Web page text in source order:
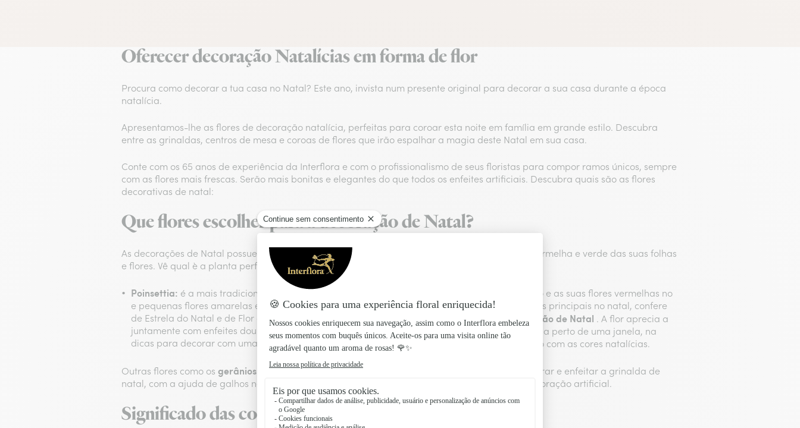
Oferecer decoração Natalícias em forma de flor
Procura como decorar a tua casa no Natal? Este ano, invista num presente original para decorar a sua casa durante a época
natalícia.
Apresentamos-lhe as flores de decoração natalícia, perfeitas para coroar esta noite em família em grande estilo. Descubra
entre as grinaldas, centros de mesa e coroas de flores que irão espalhar a magia deste Natal em sua casa.
Conte com os 65 anos de experiência da Interflora e com o profissionalismo de seus floristas para compor ramos únicos, sempre
com as flores mais frescas. Serão mais bonitas e elegantes do que todos os enfeites artificiais. Descubra quais são as flores
decorativas de natal:
Que flores escolher para a decoração de Natal?
As decorações de Natal possuem flores incontornáveis, que vão decorar o teu Natal com a cor vermelha e verde das suas folhas
e flores. Vê qual è a planta perfeita para decoração de natal:
Poinsettia: é a mais tradicional, dotada de folhas vermelhas
e pequenas flores amarelas e vermelhas. Também chamada
de Estrela do Natal e de Flor de Páscoa, combina muito bem
juntamente com enfeites dourados e glitter. Descubra outras
dicas para decorar com uma flor de Natal .
o seu caule comprido e as suas flores vermelhas no
topo tornam esta flor numa das principais no natal, confere
elegância a qualquerdecoração de Natal . A flor aprecia a
luz natural, e pode ser colocada perto de uma janela, na
forma de um arranjo num vaso com as cores natalícias.
Outras flores como os gerânios vermelhos,e plantas como o
podem decorar e enfeitar a grinalda de
natal, com a ajuda de galhos naturais. Este toque da natureza será melhor do que qualquer decoração artificial.
Significado das cores na decoração natalícia